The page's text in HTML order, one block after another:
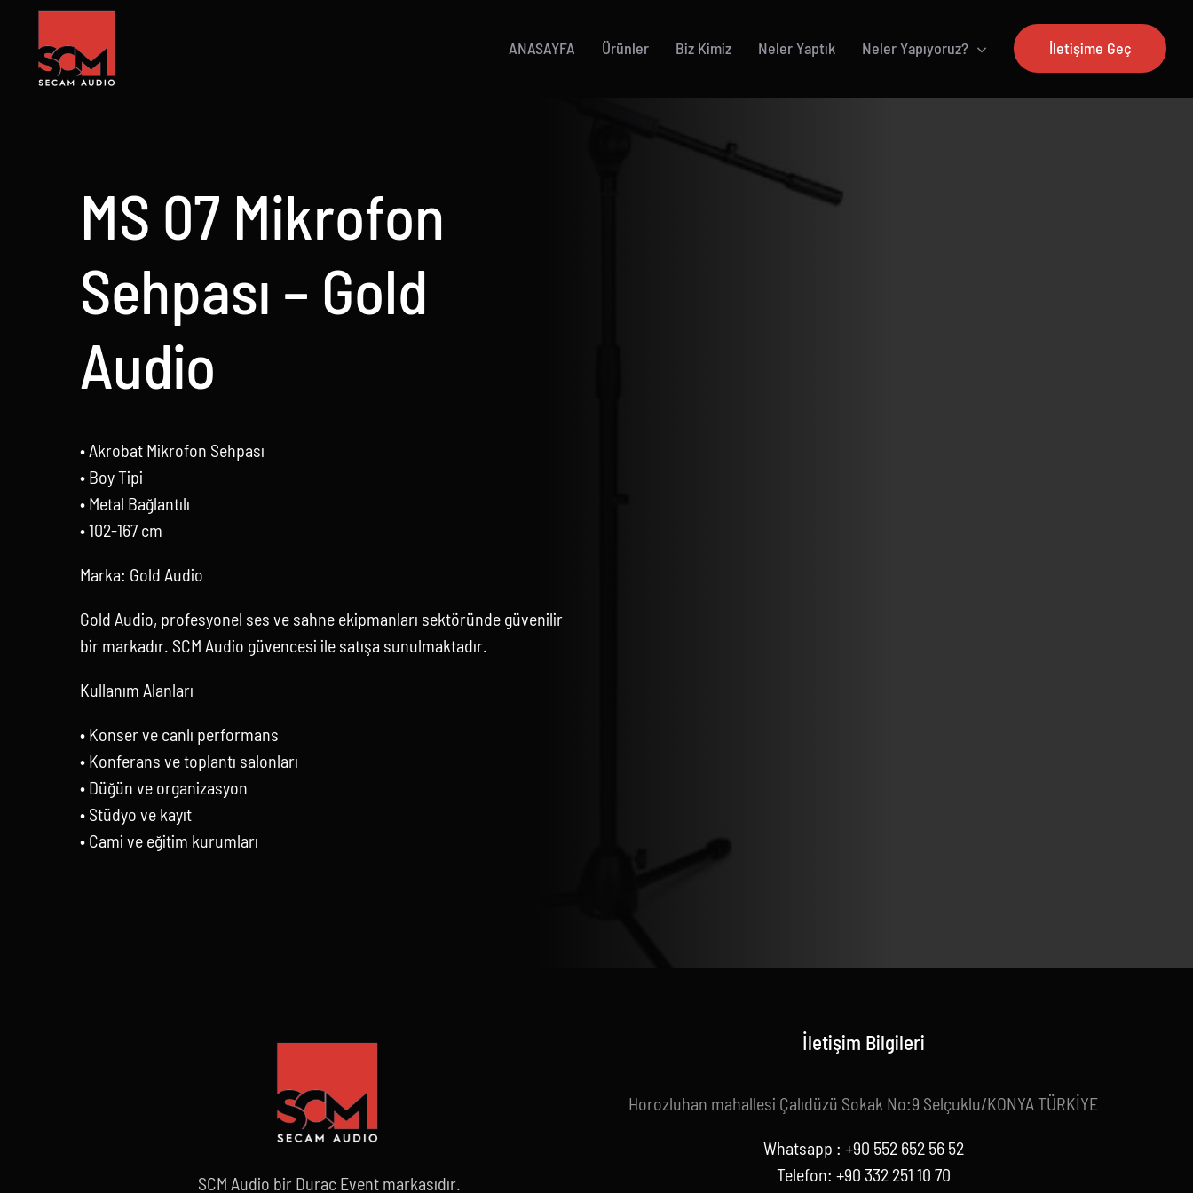
content
ANASAYFA Ürünler Biz Kimiz Neler Yaptık Neler Yapıyoruz? İletişime Geç
MS 07 Mikrofon
Sehpası – Gold
Audio
• Akrobat Mikrofon Sehpası
• Boy Tipi
• Metal Bağlantılı
• 102-167 cm
Marka: Gold Audio
Gold Audio, profesyonel ses ve sahne ekipmanları sektöründe güvenilir
bir markadır. SCM Audio güvencesi ile satışa sunulmaktadır.
Kullanım Alanları
• Konser ve canlı performans
• Konferans ve toplantı salonları
• Düğün ve organizasyon
• Stüdyo ve kayıt
• Cami ve eğitim kurumları
SCM Audio bir Durac Event markasıdır.
İletişim Bilgileri
Horozluhan mahallesi Çalıdüzü Sokak No:9 Selçuklu/KONYA TÜRKİYE
Whatsapp : +90 552 652 56 52
Telefon: +90 332 251 10 70